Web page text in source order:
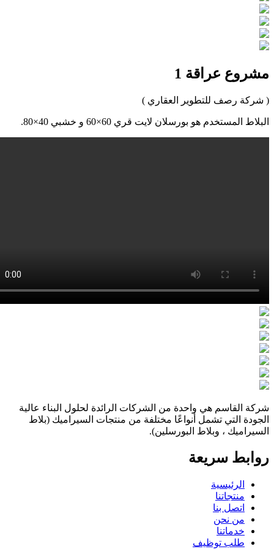
عراقة 1
رصف للتطوير العقاري )
هو بورسلان لايت قري 60×60 و خشبي 40×80.
هي واحدة من الشركات الرائدة لحلول البناء عالية
التي تشمل أنواعًا مختلفة من منتجات السيراميك (بلاط
، وبلاط البورسلين).
سريعة
الرئيسية
منتجاتنا
اتصل بنا
من نحن
خدماتنا
طلب توظيف